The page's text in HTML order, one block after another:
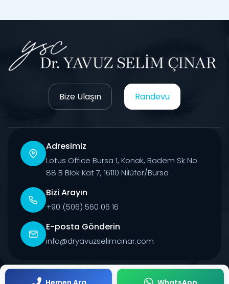
Bize Ulaşın Randevu
Adresimiz
Lotus Office Bursa 1, Konak, Badem Sk No
88 B Blok Kat 7, 16110 Ni̇lüfer/Bursa
Bizi Arayın
+90 (506) 560 06 16
E-posta Gönderin
info@dryavuzselimcinar.com
© 2026 Tüm Hakları Saklıdır.